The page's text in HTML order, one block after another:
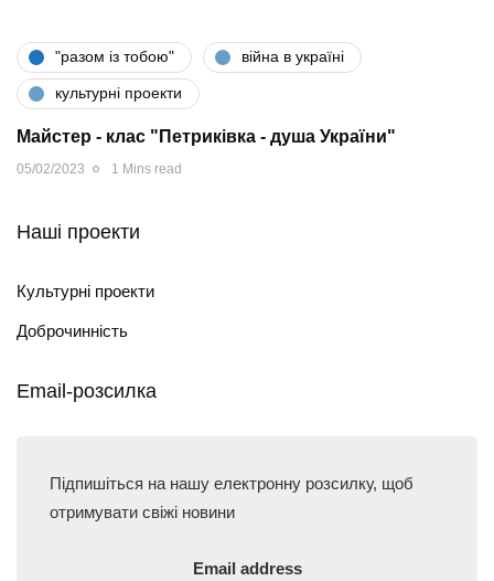
"разом iз тобою" війна в україні
культурні проекти
Майстер - клас "Петриківка - душа України"
05/02/2023 1 Mins read
Наші проекти
Культурні проекти
Доброчинність
Email-розсилка
Підпишіться на нашу електронну розсилку, щоб
отримувати свіжі новини
Email address